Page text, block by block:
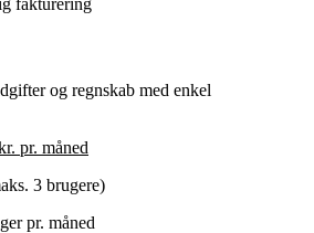
fakturering
og regnskab med enkel
pr. måned
3 brugere)
pr. måned